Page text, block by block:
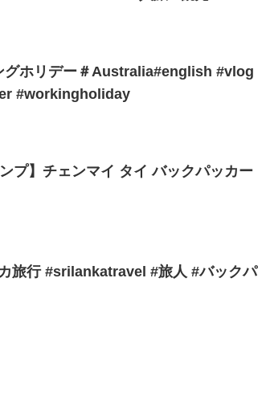
リデー＃Australia#english #vlog
#workingholiday
プ】チェンマイ タイ バックパッカー
旅行 #srilankatravel #旅人 #バックパ